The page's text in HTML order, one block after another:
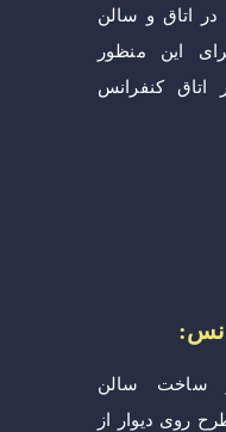
اتاق و سالن
این منظور
اتاق کنفرانس
ساخت سالن
روی دیوار از